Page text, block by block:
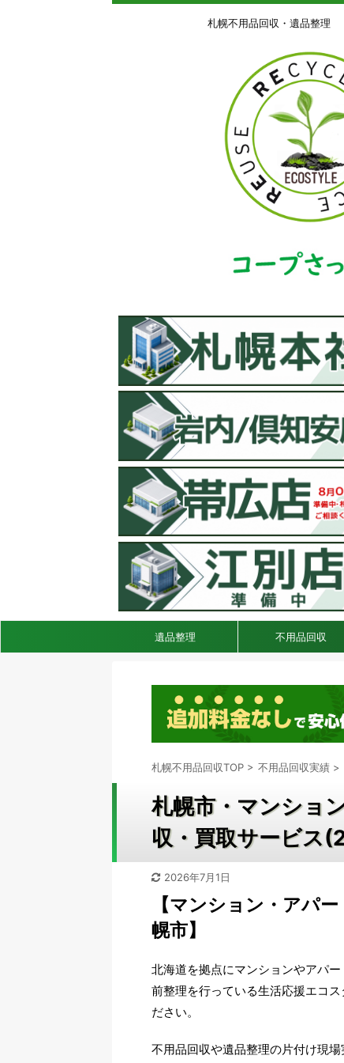
札幌不用品回収・遺品整理
遺品整理 不用品回収
札幌不用品回収TOP > 不用品回収実績 >
札幌市・マンショ
収・買取サービス
2026年7月1日
【マンション・アパ
幌市】
北海道を拠点にマンションやアパ
前整理を行っている生活応援エコ
ださい。
不用品回収や遺品整理の片付け現場